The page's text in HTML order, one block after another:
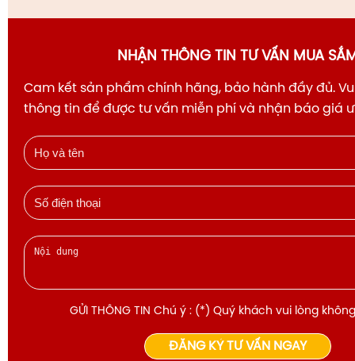
NHẬN THÔNG TIN TƯ VẤN MUA
Cam kết sản phẩm chính hãng, bảo hành đầy đủ.
thông tin để được tư vấn miễn phí và nhận báo giá
GỬI THÔNG TIN Chú ý : (*) Quý khách vui lòng
ĐĂNG KÝ TƯ VẤN NGAY